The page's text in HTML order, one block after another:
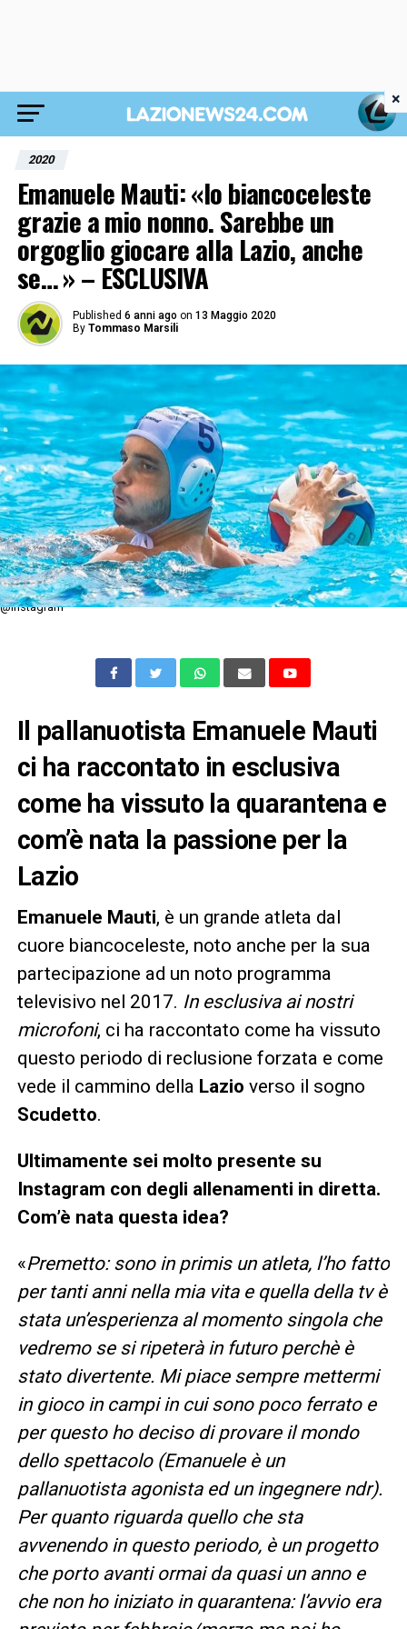
2020
Emanuele Mauti: «Io biancoceleste
grazie a mio nonno. Sarebbe un
orgoglio giocare alla Lazio, anche
se… » – ESCLUSIVA
Published 6 anni ago on 13 Maggio 2020
By Tommaso Marsili
@Instagram
Il pallanuotista Emanuele Mauti
ci ha raccontato in esclusiva
come ha vissuto la quarantena e
com’è nata la passione per la
Lazio
Emanuele Mauti, è un grande atleta dal
cuore biancoceleste, noto anche per la sua
partecipazione ad un noto programma
televisivo nel 2017. In esclusiva ai nostri
microfoni, ci ha raccontato come ha vissuto
questo periodo di reclusione forzata e come
vede il cammino della Lazio verso il sogno
Scudetto.
Ultimamente sei molto presente su
Instagram con degli allenamenti in diretta.
Com’è nata questa idea?
«Premetto: sono in primis un atleta, l’ho fatto
per tanti anni nella mia vita e quella della tv è
stata un’esperienza al momento singola che
vedremo se si ripeterà in futuro perchè è
stato divertente. Mi piace sempre mettermi
in gioco in campi in cui sono poco ferrato e
per questo ho deciso di provare il mondo
dello spettacolo (Emanuele è un
pallanuotista agonista ed un ingegnere ndr).
Per quanto riguarda quello che sta
avvenendo in questo periodo, è un progetto
che porto avanti ormai da quasi un anno e
che non ho iniziato in quarantena: l’avvio era
×